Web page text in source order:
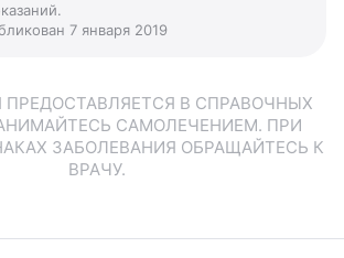
7 января 2019
В СПРАВОЧНЫХ
САМОЛЕЧЕНИЕМ. ПРИ
ЗАБОЛЕВАНИЯ ОБРАЩАЙТЕСЬ К
ВРАЧУ.